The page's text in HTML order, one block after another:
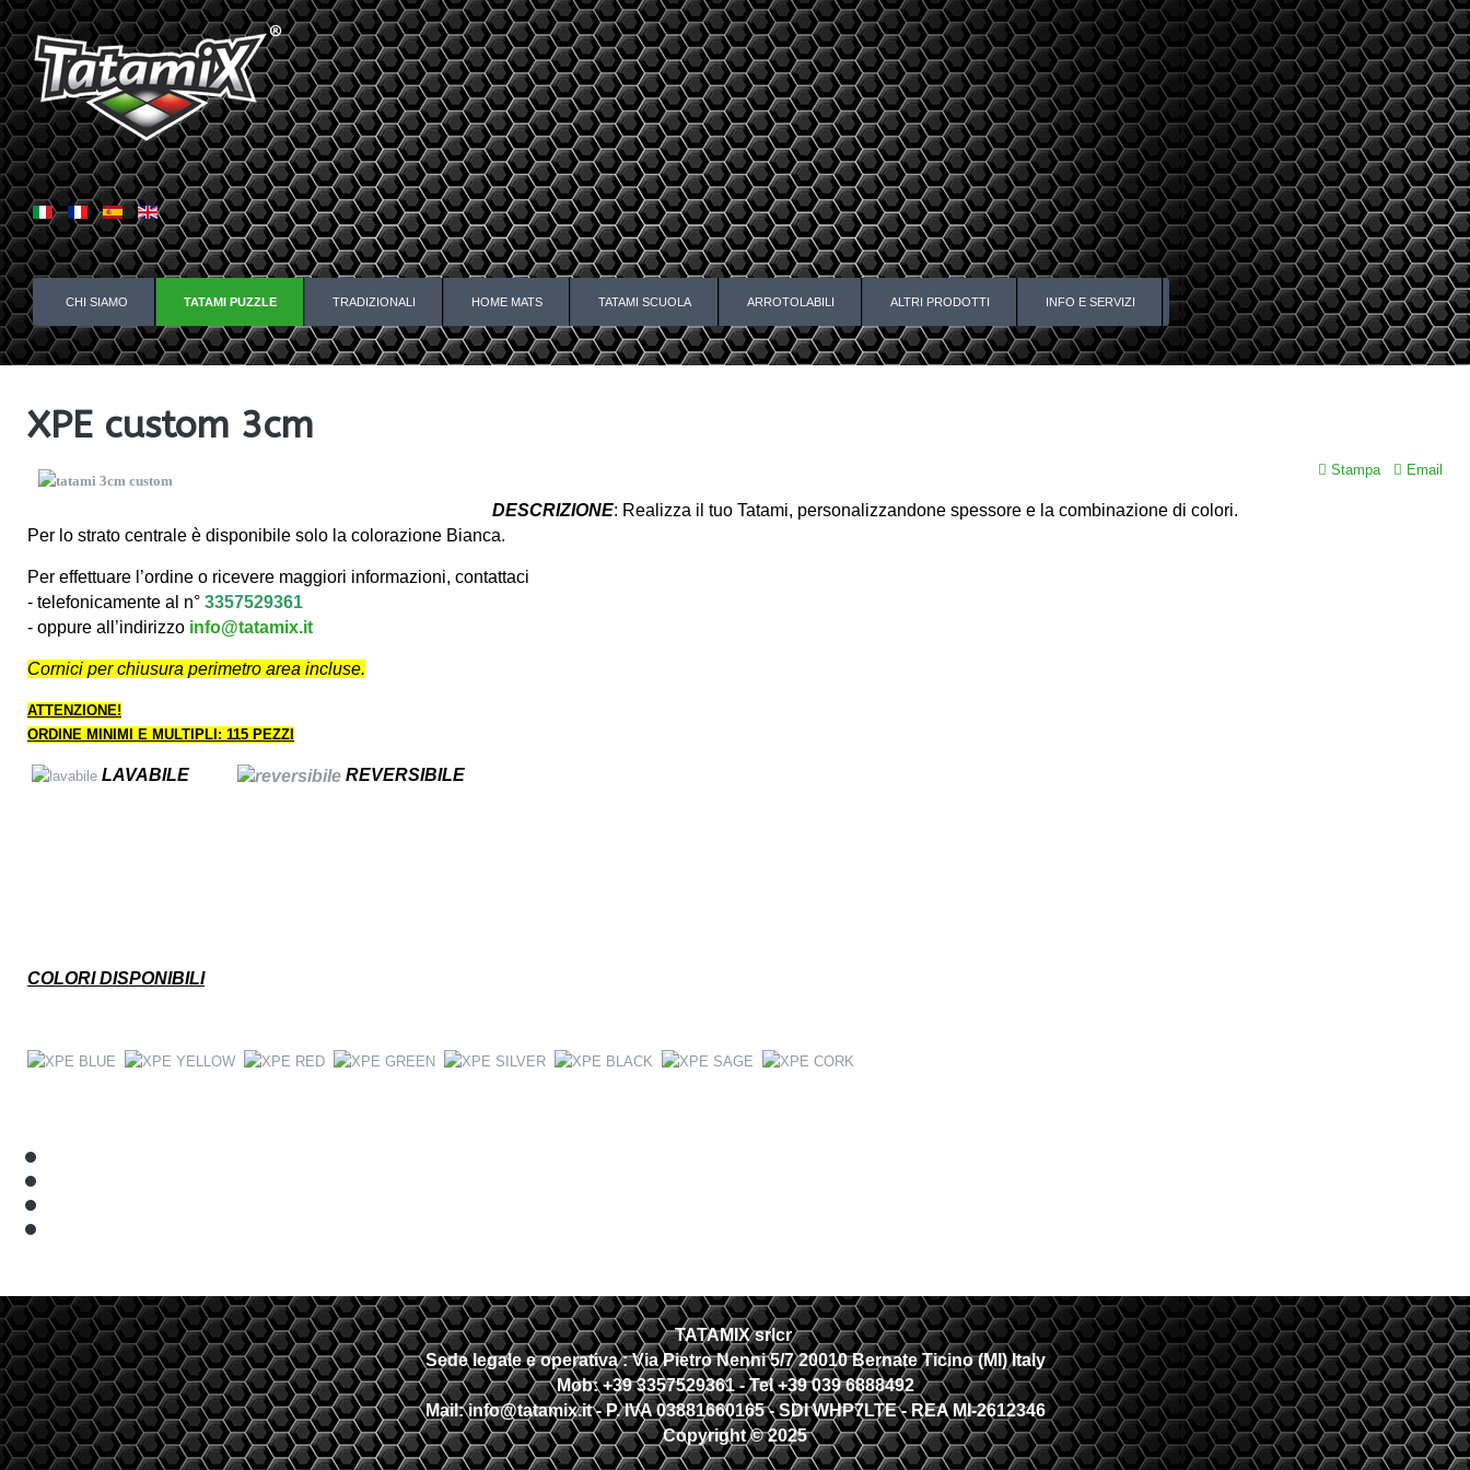
CHI SIAMO TATAMI PUZZLE TRADIZIONALI HOME MATS TATAMI SCUOLA ARROTOLABILI ALTRI PRODOTTI INFO E SERVIZI
XPE custom 3cm
Stampa Email
DESCRIZIONE: Realizza il tuo Tatami, personalizzandone spessore e la combinazione di colori.
Per lo strato centrale è disponibile solo la colorazione Bianca.
Per effettuare l’ordine o ricevere maggiori informazioni, contattaci
- telefonicamente al n° 3357529361
- oppure all’indirizzo info@tatamix.it
Cornici per chiusura perimetro area incluse.
ATTENZIONE!
ORDINE MINIMI E MULTIPLI: 115 PEZZI
LAVABILE REVERSIBILE
COLORI DISPONIBILI
TATAMIX srlcr
Sede legale e operativa :Via Pietro Nenni 5/7 20010 Bernate Ticino (MI) Italy
Mob: +39 3357529361 - Tel +39 039 6888492
Mail: info@tatamix.it - P. IVA 03881660165 - SDIWHP7LTE- REA MI-2612346
Copyright © 2025